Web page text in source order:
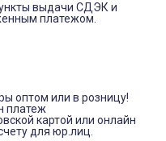
выдачи СДЭК и
платежом.
оптом или в розницу!
платеж
картой или онлайн
для юр.лиц.